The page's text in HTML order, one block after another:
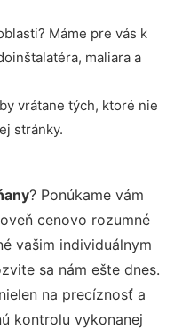
Máme pre vás k
maliara a
vrátane tých, ktoré nie
stránky.
? Ponúkame vám
cenovo rozumné
vašim individuálnym
sa nám ešte dnes.
na precíznosť a
kontrolu vykonanej